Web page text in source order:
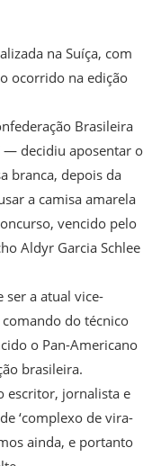
na Suíça, com
ocorrido na edição
Brasileira
— decidiu aposentar o
branca, depois da
a camisa amarela
vencido pelo
Aldyr Garcia Schlee
ser a atual vice-
do técnico
o Pan-Americano
brasileira.
escritor, jornalista e
‘complexo de vira-
ainda, e portanto